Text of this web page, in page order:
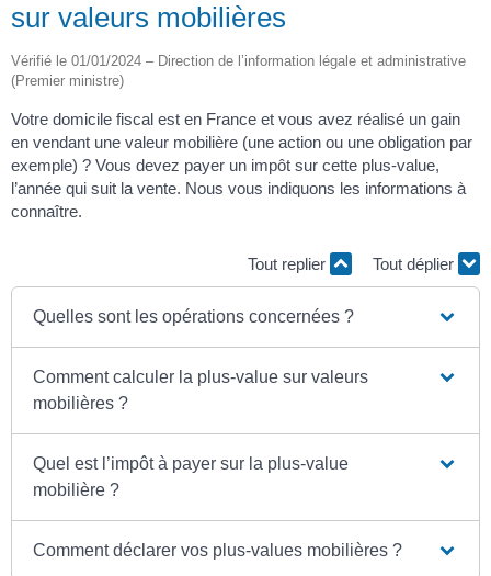
sur valeurs mobilières
Vérifié le 01/01/2024 – Direction de l’information légale et administrative
(Premier ministre)
Votre domicile fiscal est en France et vous avez réalisé un gain
en vendant une valeur mobilière (une action ou une obligation par
exemple) ? Vous devez payer un impôt sur cette plus-value,
l’année qui suit la vente. Nous vous indiquons les informations à
connaître.
Tout replier Tout déplier
Quelles sont les opérations concernées ?
Comment calculer la plus-value sur valeurs
mobilières ?
Quel est l’impôt à payer sur la plus-value
mobilière ?
Comment déclarer vos plus-values mobilières ?